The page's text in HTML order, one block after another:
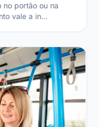
no portão ou na
vale a in…